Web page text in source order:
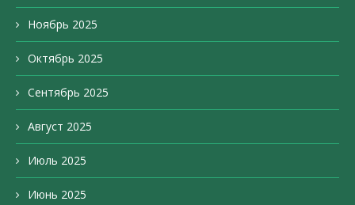
Ноябрь 2025
Октябрь 2025
Сентябрь 2025
Август 2025
Июль 2025
Июнь 2025